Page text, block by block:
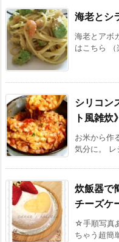
海老とシ
海老とアボ
はこちら
シリコン
ト風雑炊》
お米から作
気分に。 レ
炊飯器で
チーズケ
☆手順写真
ちゃう超簡